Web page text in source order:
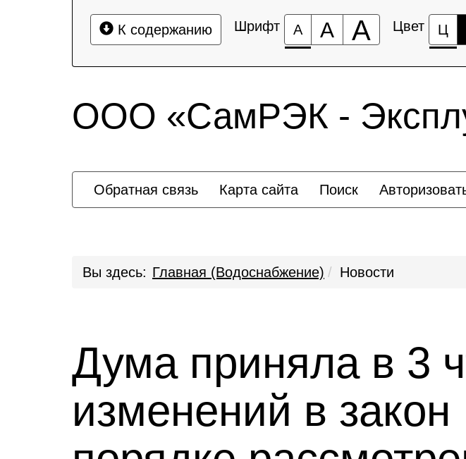
К содержанию Шрифт А А А Цвет Ц
ООО «СамРЭК -
Обратная связь Карта сайта Поиск
Вы здесь: Главная (Водоснабжение) Новости
Дума приняла в 3
изменений в